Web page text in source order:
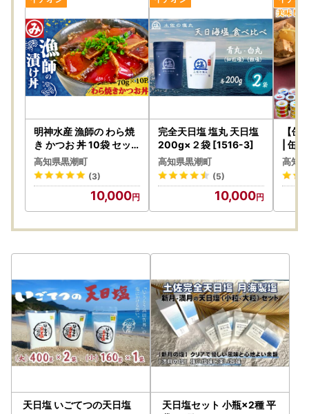
書面申請の場合【【1月10日必着】】となりますのでご注意
ください。
※土日祝日にかかわらず、1月10日必着となります。
※〔普通郵便〕の配達は、郵送日を含め3日または4日を要し
ます。また、土日祝日の配達はされませんのでご注意くださ
い。
≪ご注意ください≫ 12月25日～12月31日のご寄附
寄附フォームで、『ワンストップ特例申請書について 「希
望する」 』を選択された寄附者様へ、黒潮町より申請書類
を送付いたします。
選択いただいた寄附者様へ順次送付いたしますが、申請書類
が年明けまたは申請期限間際での配達となる可能性がござい
期限間際で書類が届かない場合は、お申込みサイトまたは以
◆寄附毎に申請が必要です。
◆年末から申請期限にかけては、皆さまからのご提出が非常
に集中いたします。
◆期限にかかわらず、早めに申請くださいますよう、ご協力
をお願いいたします。
黒潮町公式ホームページ
明神水産 漁師の わら焼
き かつお 丼 10袋 セッ
ト K-10 ［1633］
高知県黒潮町
(3)
10,000
完全天日塩 塩丸 天日塩
200g×２袋 [1516-3]
高知県黒潮町
(5)
10,000
【缶
| 缶
高知
天日塩 いごてつの天日塩
天日塩セット 小瓶×2種 平